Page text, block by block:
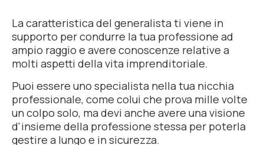
La caratteristica del generalista ti viene in
supporto per condurre la tua professione ad
ampio raggio e avere conoscenze relative a
molti aspetti della vita imprenditoriale.
Puoi essere uno specialista nella tua nicchia
professionale, come colui che prova mille volte
un colpo solo, ma devi anche avere una visione
d'insieme della professione stessa per poterla
gestire a lungo e in sicurezza.